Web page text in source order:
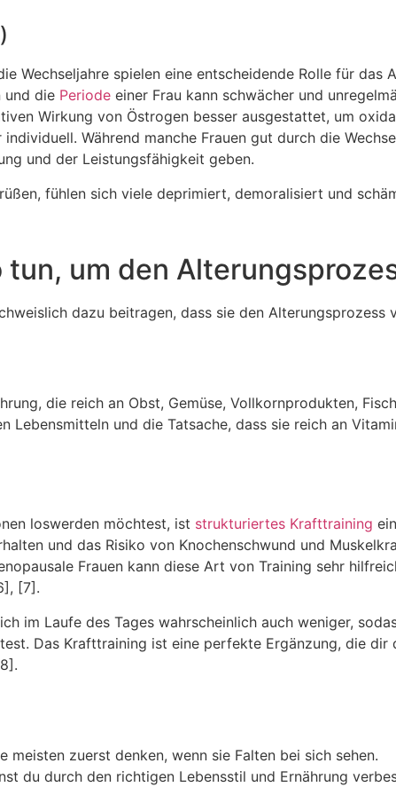
Wechseljahre spielen eine entscheidende Rolle für das
und die Periode einer Frau kann schwächer und
Wirkung von Östrogen besser ausgestattet, um
individuell. Während manche Frauen gut durch die
und der Leistungsfähigkeit geben.
fühlen sich viele deprimiert, demoralisiert und
tun, um den
dazu beitragen, dass sie den Alterungsprozess
die reich an Obst, Gemüse, Vollkornprodukten,
Lebensmitteln und die Tatsache, dass sie reich an
loswerden möchtest, ist strukturiertes Krafttraining
und das Risiko von Knochenschwund und
Frauen kann diese Art von Training sehr
[7].
im Laufe des Tages wahrscheinlich auch weniger,
Das Krafttraining ist eine perfekte Ergänzung, die
meisten zuerst denken, wenn sie Falten bei sich sehen.
du durch den richtigen Lebensstil und Ernährung